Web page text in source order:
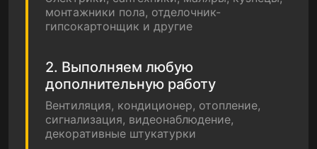
монтажники пола, отделочник-
гипсокартонщик и другие
2. Выполняем любую
дополнительную работу
Вентиляция, кондиционер, отопление,
сигнализация, видеонаблюдение,
декоративные штукатурки